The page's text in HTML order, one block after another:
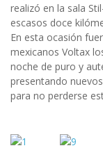
realizó en la sala
escasos doce
En esta ocasión
mexicanos Voltax
noche de puro y
presentando
para no perderse